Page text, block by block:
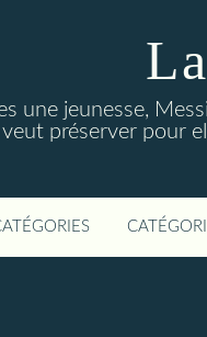
une jeunesse,
préserver pour